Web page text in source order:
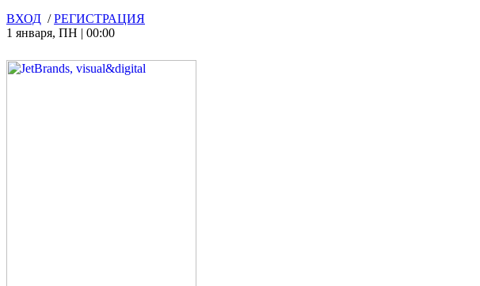
ВХОД /РЕГИСТРАЦИЯ
1 января, ПН | 00:00